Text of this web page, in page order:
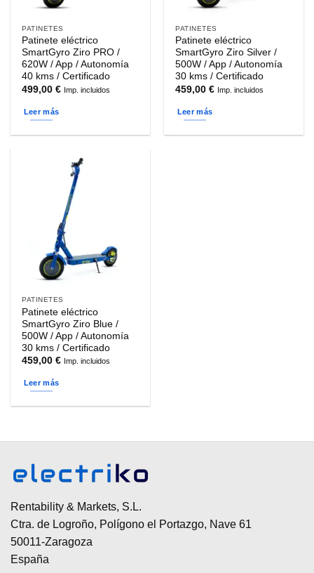
PATINETES
Patinete eléctrico
SmartGyro Ziro PRO /
620W / App / Autonomía
40 kms / Certificado
499,00€ Imp. incluidos
Leer más
PATINETES
Patinete eléctrico
SmartGyro Ziro Silver /
500W / App / Autonomía
30 kms / Certificado
459,00€ Imp. incluidos
Leer más
PATINETES
Patinete eléctrico
SmartGyro Ziro Blue /
500W / App / Autonomía
30 kms / Certificado
459,00€ Imp. incluidos
Leer más
Rentability & Markets, S.L.
Ctra. de Logroño, Polígono el Portazgo, Nave 61
50011-Zaragoza
España